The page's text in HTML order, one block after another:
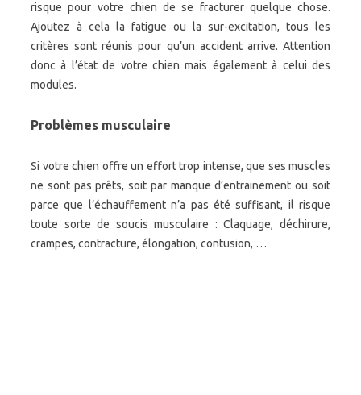
risque pour votre chien de se fracturer quelque chose.
Ajoutez à cela la fatigue ou la sur-excitation, tous les
critères sont réunis pour qu’un accident arrive. Attention
donc à l’état de votre chien mais également à celui des
modules.
Problèmes musculaire
Si votre chien offre un effort trop intense, que ses muscles
ne sont pas prêts, soit par manque d’entrainement ou soit
parce que l’échauffement n’a pas été suffisant, il risque
toute sorte de soucis musculaire : Claquage, déchirure,
crampes, contracture, élongation, contusion, …